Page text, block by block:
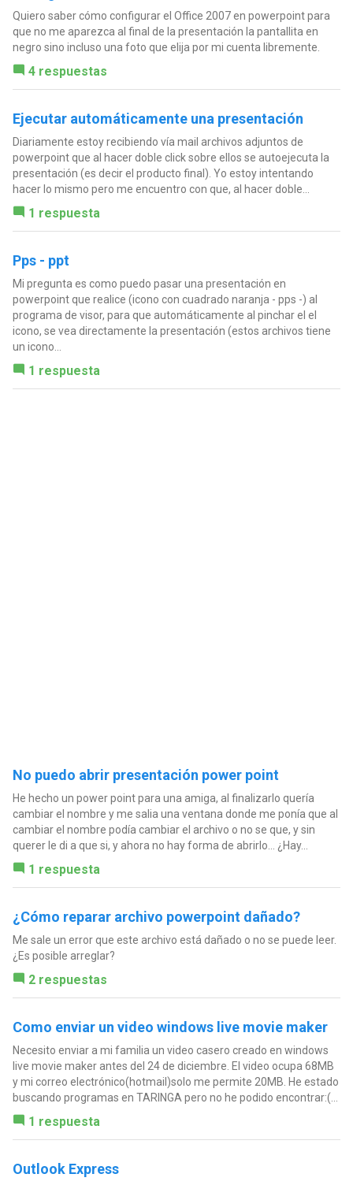
Quiero saber cómo configurar el Office 2007 en powerpoint para
que no me aparezca al final de la presentación la pantallita en
negro sino incluso una foto que elija por mi cuenta libremente.
4 respuestas
Ejecutar automáticamente una presentación
Diariamente estoy recibiendo vía mail archivos adjuntos de
powerpoint que al hacer doble click sobre ellos se autoejecuta la
presentación (es decir el producto final). Yo estoy intentando
hacer lo mismo pero me encuentro con que, al hacer doble...
1 respuesta
Pps - ppt
Mi pregunta es como puedo pasar una presentación en
powerpoint que realice (icono con cuadrado naranja - pps -) al
programa de visor, para que automáticamente al pinchar el el
icono, se vea directamente la presentación (estos archivos tiene
un icono...
1 respuesta
No puedo abrir presentación power point
He hecho un power point para una amiga, al finalizarlo quería
cambiar el nombre y me salia una ventana donde me ponía que al
cambiar el nombre podía cambiar el archivo o no se que, y sin
querer le di a que si, y ahora no hay forma de abrirlo... ¿Hay...
1 respuesta
¿Cómo reparar archivo powerpoint dañado?
Me sale un error que este archivo está dañado o no se puede leer.
¿Es posible arreglar?
2 respuestas
Como enviar un video windows live movie maker
Necesito enviar a mi familia un video casero creado en windows
live movie maker antes del 24 de diciembre. El video ocupa 68MB
y mi correo electrónico(hotmail)solo me permite 20MB. He estado
buscando programas en TARINGA pero no he podido encontrar:(...
1 respuesta
Outlook Express